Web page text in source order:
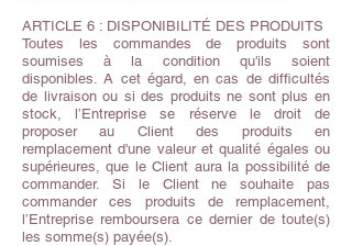
ARTICLE 6 : DISPONIBILITÉ DES PRODUITS
Toutes les commandes de produits sont
soumises à la condition qu'ils soient
disponibles. A cet égard, en cas de difficultés
de livraison ou si des produits ne sont plus en
stock, l’Entreprise se réserve le droit de
proposer au Client des produits en
remplacement d'une valeur et qualité égales ou
supérieures, que le Client aura la possibilité de
commander. Si le Client ne souhaite pas
commander ces produits de remplacement,
l’Entreprise remboursera ce dernier de toute(s)
les somme(s) payée(s).